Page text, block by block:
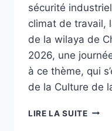
sécurité
climat de travail,
de la wilaya de
2026, une
à ce thème, qui
de la Culture de
LIRE LA SUITE